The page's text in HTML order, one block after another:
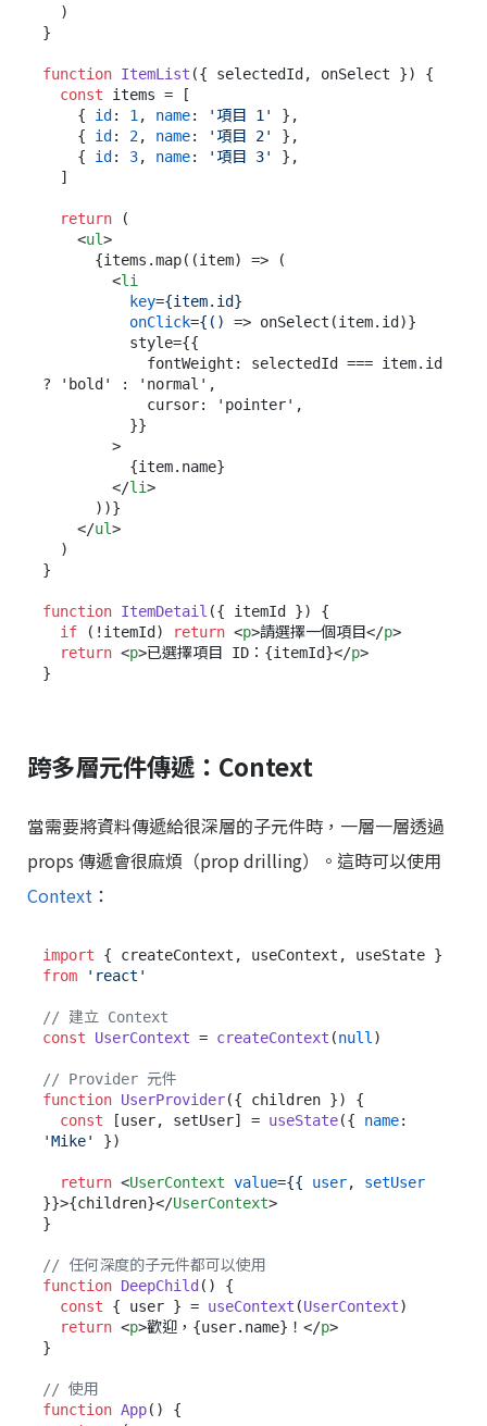
}
function ItemList ({ selectedId, onSelect }) {
const items = [
    {
id : 1, name: '項目 1'
},
    {
id : 2, name: '項目 2'
},
    {
id : 3, name: '項目 3'
},
return (
<ul>
<li
key={item.id}
onClick={() => onSelect(item.id)}
? 'bold' : 'normal',
</li>
</ul>
}
function ItemDetail ({ itemId }) {
if (!itemId) return <p>請選擇一個項目</p>
return <p>已選擇項目 ID：{itemId}</p>
跨多層元件傳遞：Context
當需要將資料傳遞給很深層的子元件時，一層一層透過
props 傳遞會很麻煩（prop drilling）。這時可以使用
Context ：
import
from
'react'
// 建立 Context
const
UserContext = createContext (null )
// Provider 元件
function UserProvider({ children }) {
const [user, setUser] = useState({ name
'Mike'
})
return <UserContext value={{ user, setUser
}}>{children}</UserContext>
}
// 任何深度的子元件都可以使用
function DeepChild( ) {
const { user } = useContext (UserContext)
return <p>歡迎，{user.name}！ </p>
}
// 使用
function App( ) {